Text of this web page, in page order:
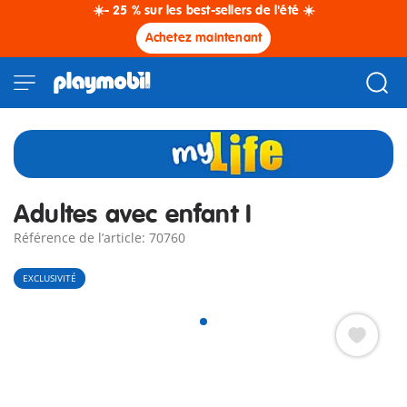
☀️- 25 % sur les best-sellers de l'été ☀️
Achetez maintenant
Adultes avec enfant I
Référence de l’article: 70760
EXCLUSIVITÉ